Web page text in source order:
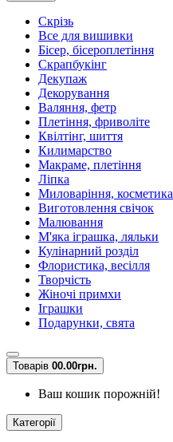
Скрізь
Все для вишивки
Бісер, бісероплетіння
Скрапбукінг
Декупаж
Декорування
Валяння, фетр
Плетіння, фриволіте
Квілтінг, шиття
Килимарство
Макраме, плетіння
Ліпка
Миловаріння, косметика
Виготовлення свічок
Малювання
М'яка іграшка, ляльки
Кулінарний розділ
Флористика, весілля
Творчість
Жіночі примхи
Іграшки
Подарунки, свята
Товарів 00.00грн.
Ваш кошик порожній!
Категорії